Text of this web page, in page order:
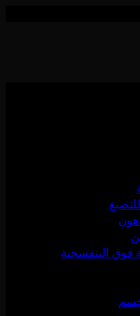
فوق البنفسجية